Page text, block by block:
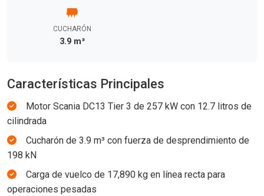
CUCHARÓN
3.9 m³
Características Principales
Motor Scania DC13 Tier 3 de 257 kW con 12.7 litros de
cilindrada
Cucharón de 3.9 m³ con fuerza de desprendimiento de
198 kN
Carga de vuelco de 17,890 kg en línea recta para
operaciones pesadas